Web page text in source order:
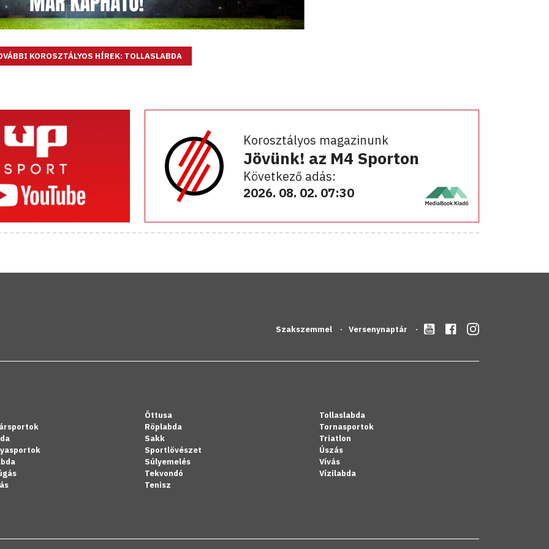
KOROSZTÁLYOS HÍREK: TOLLASLABDA
Korosztályos magazinunk
Jövünk! az M4 Sporton
Következő adás:
2026. 08. 02. 07:30
Szakszemmel Versenynaptár
Öttusa
Röplabda
Sakk
Sportlövészet
Súlyemelés
Tekvondó
Tenisz
Tollaslabda
Tornasportok
Triatlon
Úszás
Vívás
Vízilabda